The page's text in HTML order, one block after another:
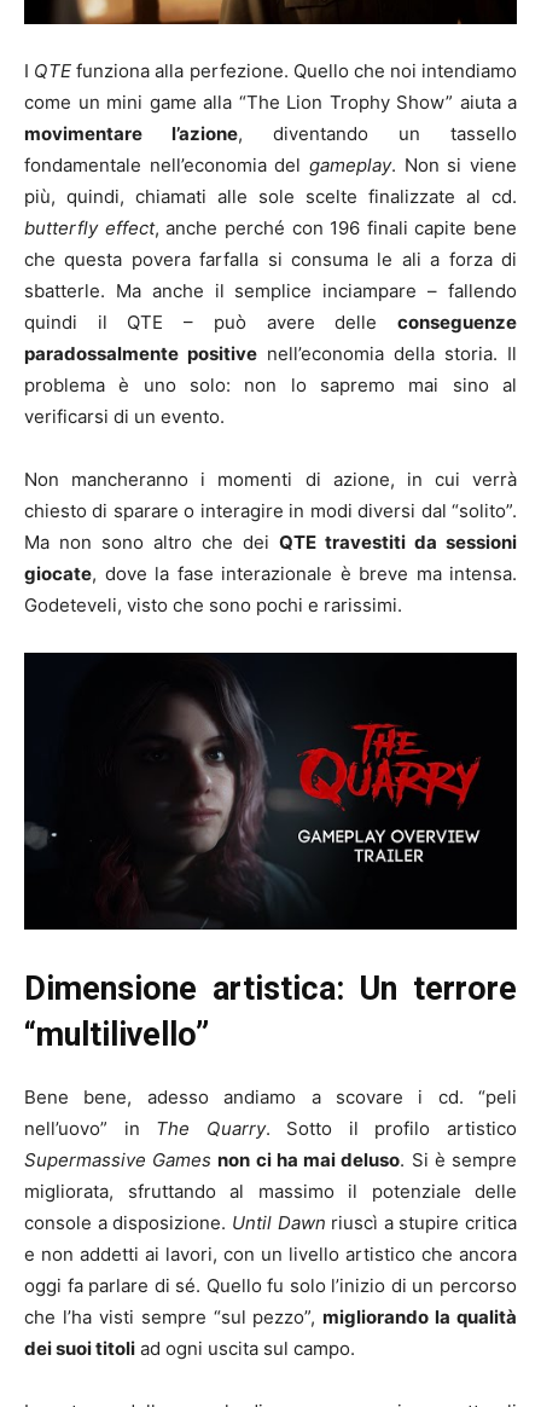
I QTE funziona alla perfezione. Quello che noi intendiamo
come un mini game alla “The Lion Trophy Show” aiuta a
movimentare l’azione, diventando un tassello
fondamentale nell’economia del gameplay. Non si viene
più, quindi, chiamati alle sole scelte finalizzate al cd.
butterfly effect, anche perché con 196 finali capite bene
che questa povera farfalla si consuma le ali a forza di
sbatterle. Ma anche il semplice inciampare – fallendo
quindi il QTE – può avere delle conseguenze
paradossalmente positive nell’economia della storia. Il
problema è uno solo: non lo sapremo mai sino al
verificarsi di un evento.
Non mancheranno i momenti di azione, in cui verrà
chiesto di sparare o interagire in modi diversi dal “solito”.
Ma non sono altro che dei QTE travestiti da sessioni
giocate, dove la fase interazionale è breve ma intensa.
Godeteveli, visto che sono pochi e rarissimi.
Dimensione artistica: Un terrore
“multilivello”
Bene bene, adesso andiamo a scovare i cd. “peli
nell’uovo” in The Quarry. Sotto il profilo artistico
Supermassive Games non ci ha mai deluso. Si è sempre
migliorata, sfruttando al massimo il potenziale delle
console a disposizione. Until Dawn riuscì a stupire critica
e non addetti ai lavori, con un livello artistico che ancora
oggi fa parlare di sé. Quello fu solo l’inizio di un percorso
che l’ha visti sempre “sul pezzo”,migliorando la qualità
dei suoi titoli ad ogni uscita sul campo.